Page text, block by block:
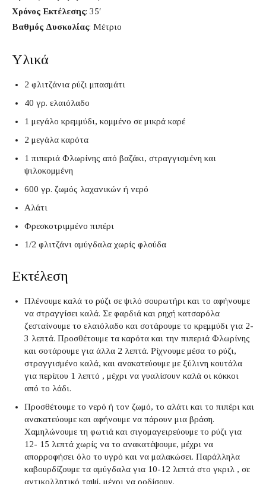
Χρόνος Εκτέλεσης: 35′
Βαθμός Δυσκολίας: Μέτριο
Υλικά
2 φλιτζάνια ρύζι μπασμάτι
40 γρ. ελαιόλαδο
1 μεγάλο κρεμμύδι, κομμένο σε μικρά καρέ
2 μεγάλα καρότα
1 πιπεριά Φλωρίνης από βαζάκι, στραγγισμένη και
ψιλοκομμένη
600 γρ. ζωμός λαχανικών ή νερό
Αλάτι
Φρεσκοτριμμένο πιπέρι
1/2 φλιτζάνι αμύγδαλα χωρίς φλούδα
Εκτέλεση
Πλένουμε καλά το ρύζι σε ψιλό σουρωτήρι και το αφήνουμε
να στραγγίσει καλά. Σε φαρδιά και ρηχή κατσαρόλα
ζεσταίνουμε το ελαιόλαδο και σοτάρουμε το κρεμμύδι για 2-
3 λεπτά. Προσθέτουμε τα καρότα και την πιπεριά Φλωρίνης
και σοτάρουμε για άλλα 2 λεπτά. Ρίχνουμε μέσα το ρύζι,
στραγγισμένο καλά, και ανακατεύουμε με ξύλινη κουτάλα
για περίπου 1 λεπτό , μέχρι να γυαλίσουν καλά οι κόκκοι
από το λάδι.
Προσθέτουμε το νερό ή τον ζωμό, το αλάτι και το πιπέρι και
ανακατεύουμε και αφήνουμε να πάρουν μια βράση.
Χαμηλώνουμε τη φωτιά και σιγομαγειρεύουμε το ρύζι για
12- 15 λεπτά χωρίς να το ανακατέψουμε, μέχρι να
απορροφήσει όλο το υγρό και να μαλακώσει. Παράλληλα
καβουρδίζουμε τα αμύγδαλα για 10-12 λεπτά στο γκριλ , σε
αντικολλητικό ταψί, μέχρι να ροδίσουν.